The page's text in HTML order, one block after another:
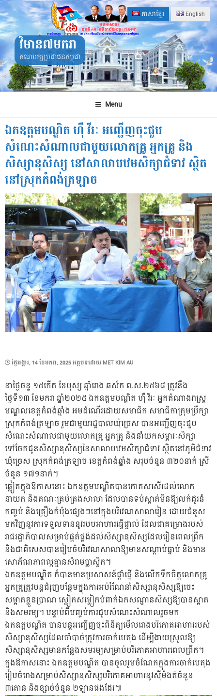
Skip
to
content
ភាសាខ្មែរ English
វិមាន៧មករា
គណបក្សប្រជាជនកម្ពុជា
Menu
ឯកឧត្តមបណ្ឌិត ហ៊ឺ វីរៈ អញ្ជើញចុះជួប
សំណេះសំណាលជាមួយលោកគ្រូ អ្នកគ្រូ និង
សិស្សានុសិស្ស នៅសាលាបឋមសិក្សាជំទាវ ស្ថិត
នៅស្រុកកំពង់ត្រឡាច
POSTED
ថ្ងៃ​អង្គារ, 14 ខែ​មករា, 2025អត្ថបទដោយ MET KIM AU
នាថ្ងៃចន្ទ ១៥កើត ខែបុស្ស ឆ្នាំរោង ឆស័ក ព.ស.២៥៦៨ ត្រូវនឹង
ថ្ងៃទី១៣ ខែមករា ឆ្នាំ២០២៥ ឯកឧត្តមបណ្ឌិត ហ៊ឺ វីរៈ អ្នកតំណាងរាស្ត្រ
មណ្ឌលខេត្តកំពង់ឆ្នាំង អមដំណើរដោយសមាជិក សមាជិកាក្រុមប្រឹក្សា
ស្រុកកំពង់ត្រឡាច រួមជាមួយរដ្ឋបាលឃុំច្រេស បានអញ្ជើញចុះជួប
សំណេះសំណាលជាមួយលោកគ្រូ អ្នកគ្រូ និងនាំយកសម្ភារៈសិក្សា
ទៅចែកជូនសិស្សានុសិស្សនៃសាលាបឋមសិក្សាជំទាវ ស្ថិតនៅភូមិជំទាវ
ឃុំច្រេស ស្រុកកំពង់ត្រឡាច ខេត្តកំពង់ឆ្នាំង សរុបចំនួន ៣២០នាក់ ស្រី
ចំនួន ១៧១នាក់។
ឆ្លៀតក្នុងឱកាសនោះ ឯកឧត្តមបណ្ឌិតបានកោតសសើរដល់លោក
នាយក និងគណៈគ្រប់គ្រងសាលា ដែលបានទប់ស្កាត់មិនឱ្យលក់ដូរនំ
កញ្ចប់ និងគ្រឿងកំប៉ុងផ្សេងៗនៅក្នុងបរិវេណសាលារៀន ដោយជំនួស
មកវិញនូវការទទួលទាននូវរបបអាហារធ្វេីផ្ទាល់ ដែលជាគម្រោងរបស់
រាជរដ្ឋាភិបាលសម្រាប់ផ្គត់ផ្គង់ដល់សិស្សានុសិស្សដែលរៀនពេលព្រឹក
និងជាពិសេសបានរៀបចំបរិវេណសាលាឱ្យមានសណ្ដាប់ធ្នាប់ និងមាន
សោភ័ណភាពល្អគ្មានសំរាមប្លាស្ទិក។
ឯកឧត្តមបណ្ឌិត ក៏បានមានប្រសាសន៍ផ្ដាំផ្ញើ និងលើកទឹកចិត្តលោកគ្រូ
អ្នកគ្រូត្រូវបន្តជំរុញបន្ថែមក្នុងការអប់រំណែនាំសិស្សានុសិស្សឱ្យចេះ
សម្អាតខ្លួនប្រាណ ស្លៀកសម្លៀកបំពាក់ឯកសណ្ឋានសិស្សឱ្យបានស្អាត
និងសមរម្យ។ បន្ទាប់ពីបញ្ចប់ការជួបសំណេះសំណាលរួចមក
ឯកឧត្តបណ្ឌិត បានបន្តអញ្ជើញចុះពិនិត្យមេីលរោងបរិភោគអាហាររបស់
សិស្សានុសិស្សដែលចាំបាច់ត្រូវការចាក់បេតុង ដើម្បីងាយស្រួលឱ្យ
សិស្សានុសិស្សមានកន្លែងសមរម្យសម្រាប់បរិភោគអាហារពេលព្រឹក។
ក្នុងឱកាសនោះ ឯកឧត្តមបណ្ឌិត បានចូលរួមចំណែកក្នុងការចាក់បេតុង
រៀបចំរោងសម្រាប់សិស្សានុសិស្សបរិភោគអាហារនូវស៊ីម៉ងត៍ចំនួន
៣តោន និងខ្សាច់ចំនួន ២ឡានផងដែរ៕